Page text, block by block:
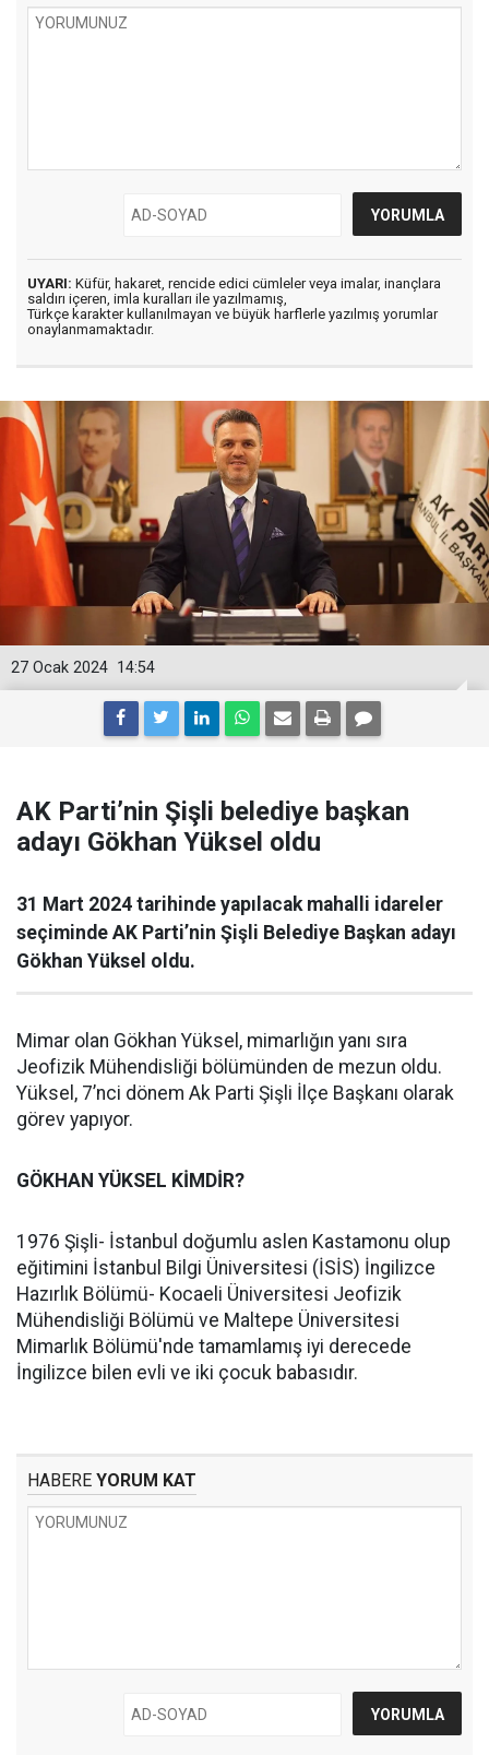
UYARI: Küfür, hakaret, rencide edici cümleler veya imalar, inançlara
saldırı içeren, imla kuralları ile yazılmamış,
Türkçe karakter kullanılmayan ve büyük harflerle yazılmış yorumlar
onaylanmamaktadır.
14:54
27 Ocak 2024
AK Parti’nin Şişli belediye başkan
adayı Gökhan Yüksel oldu
31 Mart 2024 tarihinde yapılacak mahalli idareler
seçiminde AK Parti’nin Şişli Belediye Başkan adayı
Gökhan Yüksel oldu.
Mimar olan Gökhan Yüksel, mimarlığın yanı sıra
Jeofizik Mühendisliği bölümünden de mezun oldu.
Yüksel, 7’nci dönem Ak Parti Şişli İlçe Başkanı olarak
görev yapıyor.
GÖKHAN YÜKSEL KİMDİR?
1976 Şişli- İstanbul doğumlu aslen Kastamonu olup
eğitimini İstanbul Bilgi Üniversitesi (İSİS) İngilizce
Hazırlık Bölümü- Kocaeli Üniversitesi Jeofizik
Mühendisliği Bölümü ve Maltepe Üniversitesi
Mimarlık Bölümü'nde tamamlamış iyi derecede
İngilizce bilen evli ve iki çocuk babasıdır.
HABERE YORUM KAT